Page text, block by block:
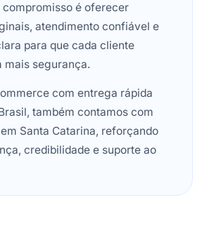
compromisso é oferecer
atendimento confiável e
para que cada cliente
mais segurança.
com entrega rápida
também contamos com
Santa Catarina, reforçando
credibilidade e suporte ao